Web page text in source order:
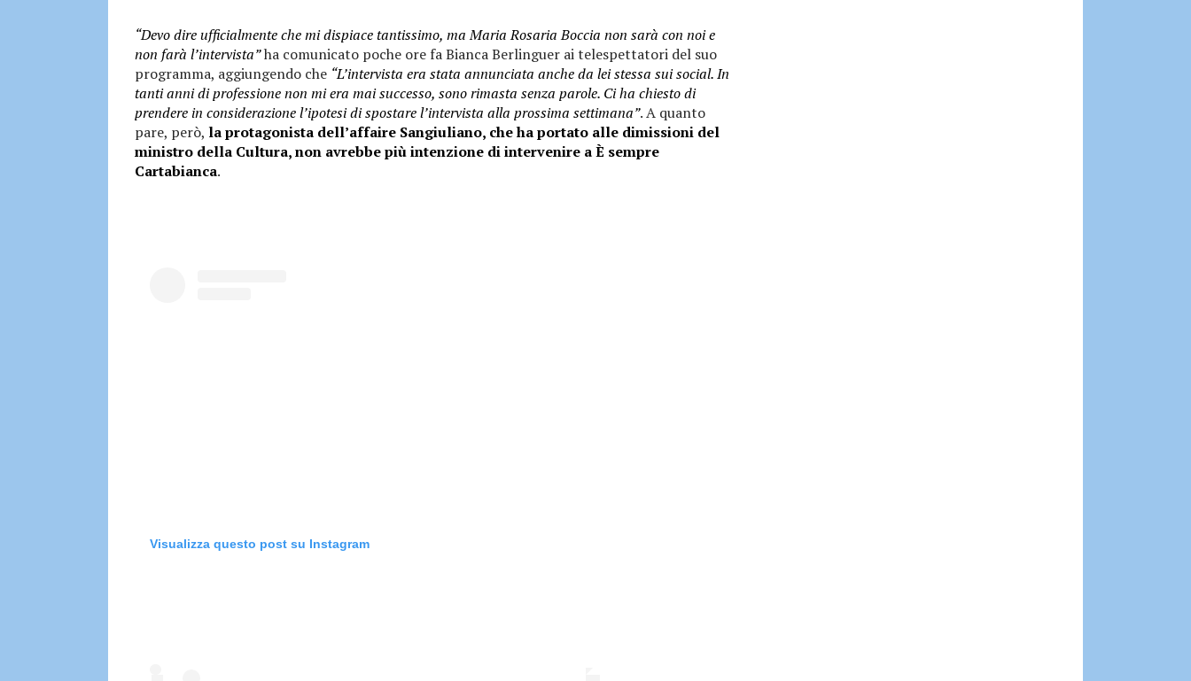
“Devo dire ufficialmente che mi dispiace tantissimo, ma Maria Rosaria Boccia non sarà con noi e
non farà l’intervista”ha comunicato poche ore fa Bianca Berlinguer ai telespettatori del suo
programma, aggiungendo che “L’intervista era stata annunciata anche da lei stessa sui social. In
tanti anni di professione non mi era mai successo, sono rimasta senza parole. Ci ha chiesto di
prendere in considerazione l’ipotesi di spostare l’intervista alla prossima settimana”. A quanto
pare, però, la protagonista dell’affaire Sangiuliano, che ha portato alle dimissioni del
ministro della Cultura, non avrebbe più intenzione di intervenire a È sempre
Cartabianca.
Visualizza questo post su Instagram